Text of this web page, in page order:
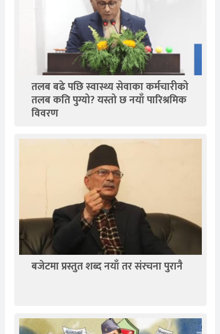
तलब बढे पछि स्वास्थ्य सेवाका कर्मचारीको
तलब कति पुग्यो? यस्तो छ नयाँ पारिश्रमिक
विवरण
बजेटमा प्रस्तुत शब्द नयाँ तर संरचना पुरानै